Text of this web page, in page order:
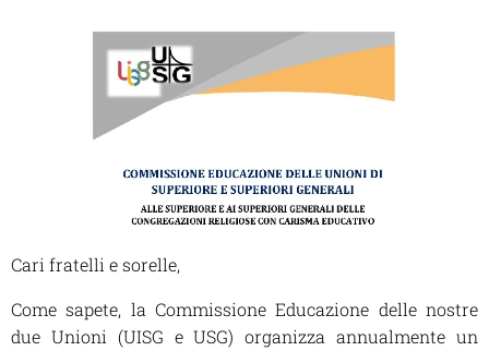
Cari fratelli e sorelle,
Come sapete, la Commissione Educazione delle nostre
due Unioni (UISG e USG) organizza annualmente un